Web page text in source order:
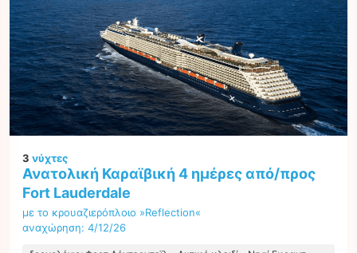
3 νύχτες
Ανατολική Καραϊβική 4 ημέρες από/προς
Fort Lauderdale
με το κρουαζιερόπλοιο »Reflection«
αναχώρηση: 4/12/26